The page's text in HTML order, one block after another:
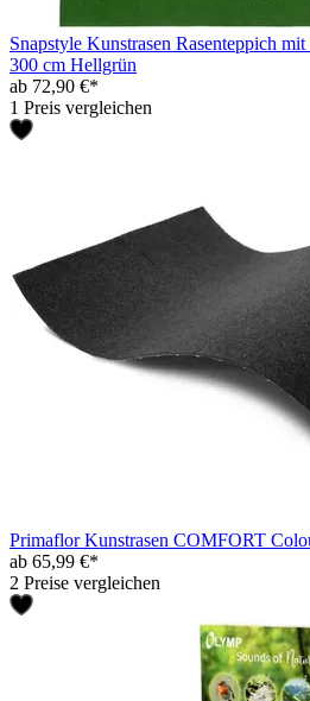
Snapstyle Kunstrasen Rasenteppich
300 cm Hellgrün
ab 72,90 €*
1 Preis vergleichen
Primaflor Kunstrasen COMFORT
ab 65,99 €*
2 Preise vergleichen